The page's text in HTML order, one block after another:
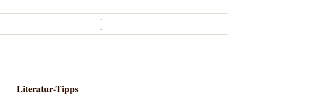
-
-
Literatur-Tipps